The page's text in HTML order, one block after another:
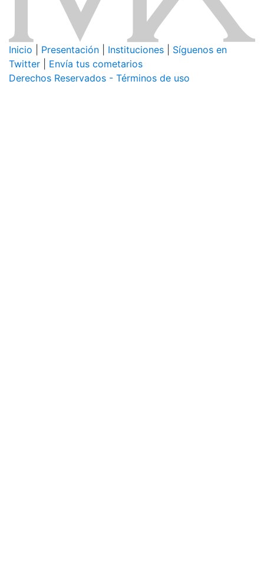
Inicio Presentación Instituciones
Síguenos en
Twitter
Envía tus cometarios
Derechos Reservados - Términos de uso